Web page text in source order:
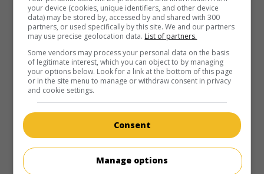
au cinéma sur mes écrans
La Dernière Aventure
Fr. 1942. Comédie sentimentalede Robert Péguy avec
Jean Max,Germaine Laugier
vieillissant qui veut se remarier hésite entre une villageoise
et une fille de la bourgeoisie.
your device (cookies, unique identifiers, and other device
data) may be stored by, accessed by and shared with 300
partners, or used specifically by this site. We and our partners
may use precise geolocation data. List of partners.
Some vendors may process your personal data on the basis
of legitimate interest, which you can object to by managing
your options below. Look for a link at the bottom of this page
or in the site menu to manage or withdraw consent in privacy
and cookie settings.
Consent
Manage options